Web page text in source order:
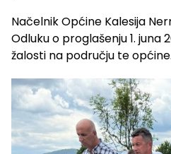
Načelnik Općine Kalesija
Odluku o proglašenju 1. juna
žalosti na području te općine.